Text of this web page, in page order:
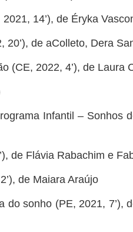
14’), de Éryka
20’), de aColleto, Dera
(CE, 2022, 4’), de Laura
Infantil – Sonhos
de Flávia Rabachim e
de Maiara Araújo
do sonho (PE, 2021, 7’),